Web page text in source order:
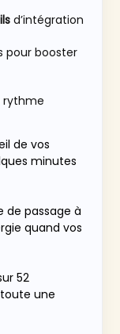
d’intégration
pour booster
rythme
de vos
minutes
de passage à
quand vos
52
une